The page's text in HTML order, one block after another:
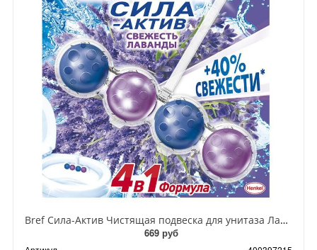
Bref Сила-Актив Чистящая подвеска для унитаза Лаванда 4 в 1 50 гр
669 руб